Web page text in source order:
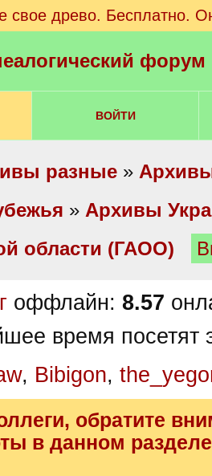
свое древо. Бесплатно.
ВОЙТИ
разные »
» Архивы
области (ГАОО)
оффлайн: 8.57
время посетят
, Bibigon,
обратите
в данном